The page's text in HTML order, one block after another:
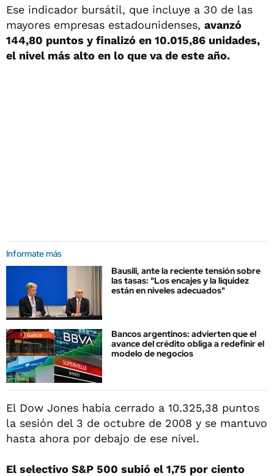
Ese indicador bursátil, que incluye a 30 de las
mayores empresas estadounidenses, avanzó
144,80 puntos y finalizó en 10.015,86 unidades,
el nivel más alto en lo que va de este año.
Informate más
Bausili, ante la reciente tensión sobre
las tasas: "Los encajes y la liquidez
están en niveles adecuados"
Bancos argentinos: advierten que el
avance del crédito obliga a redefinir el
modelo de negocios
El Dow Jones había cerrado a 10.325,38 puntos
la sesión del 3 de octubre de 2008 y se mantuvo
hasta ahora por debajo de ese nivel.
El selectivo S&P 500 subió el 1,75 por ciento